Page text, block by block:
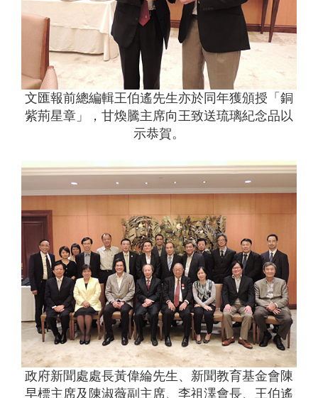
文匯報前總編輯王伯遙先生亦於同年獲頒授「銅
紫荊星章」，甘煥騰主席向王致送琉璃紀念品以
示恭賀。
政府新聞處處長黃偉綸先生、新聞教育基金會陳
早標主席及陳淑薇副主席、李祖澤會長、王伯遙